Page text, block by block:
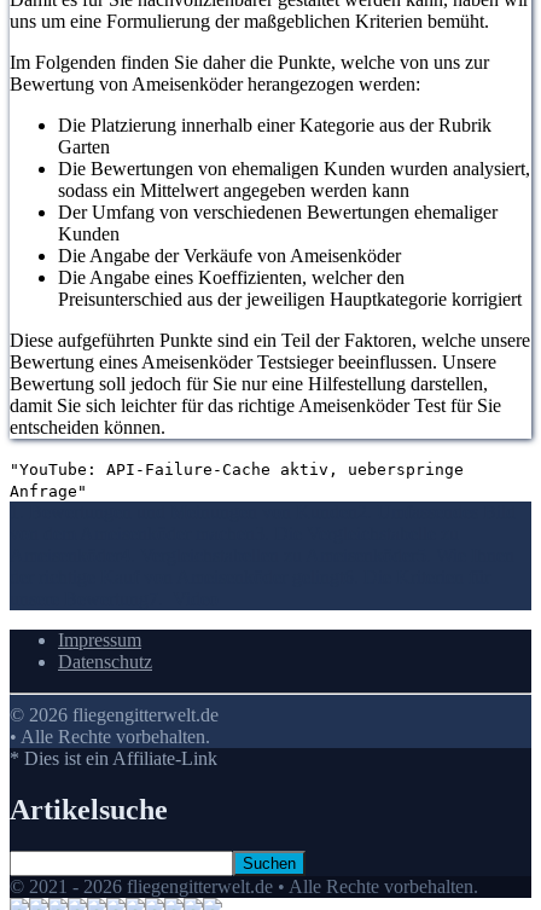
uns um eine Formulierung der maßgeblichen Kriterien bemüht.
Im Folgenden finden Sie daher die Punkte, welche von uns zur
Bewertung von Ameisenköder herangezogen werden:
Die Platzierung innerhalb einer Kategorie aus der Rubrik
Garten
Die Bewertungen von ehemaligen Kunden wurden analysiert,
sodass ein Mittelwert angegeben werden kann
Der Umfang von verschiedenen Bewertungen ehemaliger
Kunden
Die Angabe der Verkäufe von Ameisenköder
Die Angabe eines Koeffizienten, welcher den
Preisunterschied aus der jeweiligen Hauptkategorie korrigiert
Diese aufgeführten Punkte sind ein Teil der Faktoren, welche unsere
Bewertung eines Ameisenköder Testsieger beeinflussen. Unsere
Bewertung soll jedoch für Sie nur eine Hilfestellung darstellen,
damit Sie sich leichter für das richtige Ameisenköder Test für Sie
entscheiden können.
"YouTube: API-Failure-Cache aktiv, ueberspringe
Anfrage"
Impressum
Datenschutz
© 2026 fliegengitterwelt.de
• Alle Rechte vorbehalten.
* Dies ist ein Affiliate-Link
Artikelsuche
© 2021 - 2026 fliegengitterwelt.de • Alle Rechte vorbehalten.